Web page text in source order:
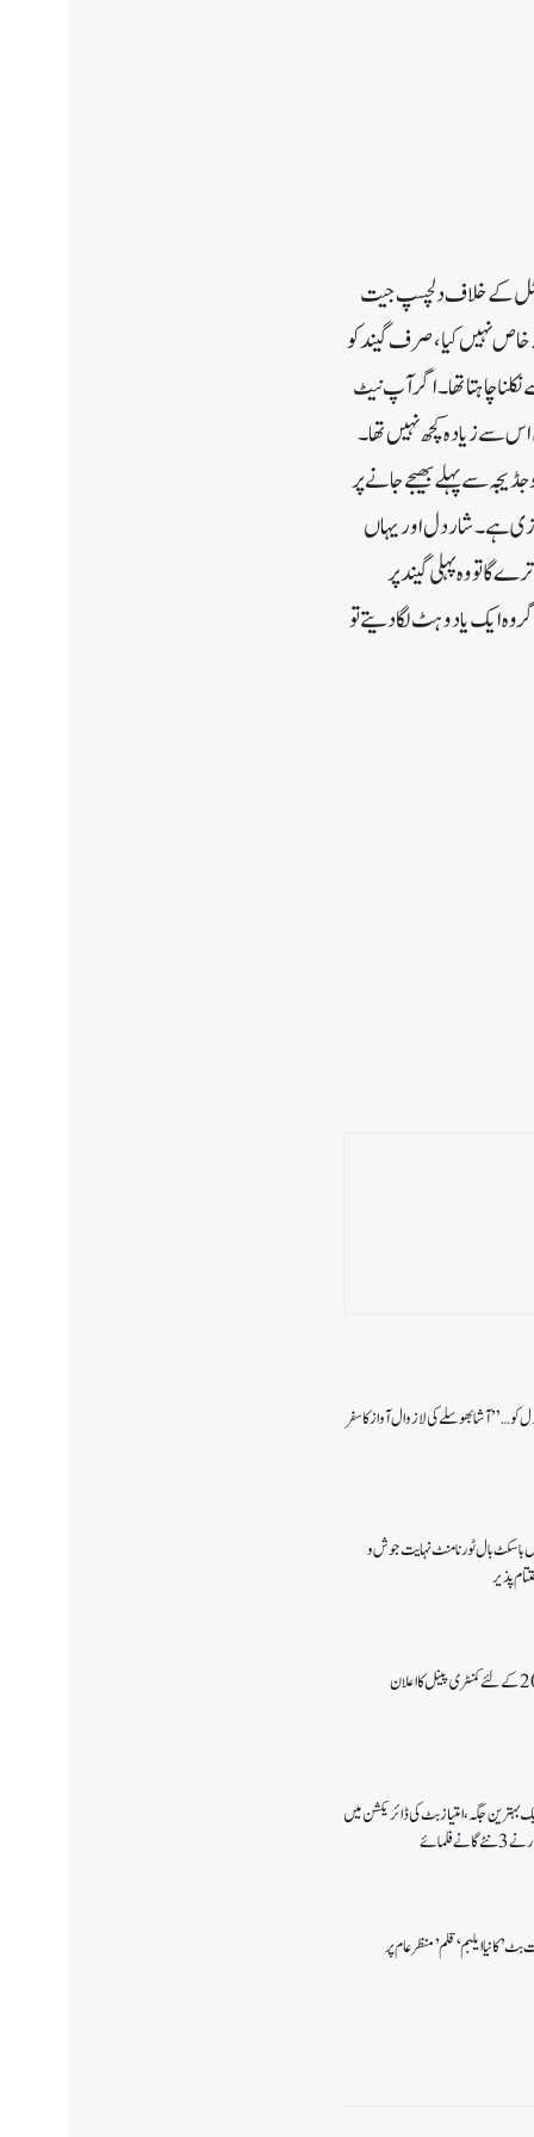
کے خلاف دلچسپ جیت
نہیں کیا، صرف گیند کو
چاہتا تھا۔ اگر آپ نیٹ
سے زیادہ کچھ نہیں تھا۔
سے پہلے بھیجے جانے پر
ہے۔ شاردل اور یہاں
تو وہ پہلی گیند پر
ایک یا دو ہٹ لگا دیتے تو
کو…” آشا بھوسلے کی لازوال آواز کا سفر
باسکٹ بال ٹورنامنٹ نہایت جوش و
پذیر
بہترین جگہ ،امتیاز بٹ کی ڈائریکشن میں
فلمائے
کانیا ایلبم ‘قلم’ منظر عام پر